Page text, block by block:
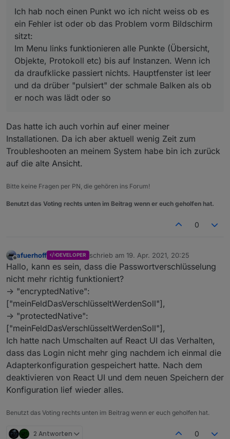
draufklicke passiert nichts. Hauptfenster ist leer und
da drüber "pulsiert" der schmale Balken als ob er
noch was lädt oder so
Ich hab noch einen Punkt wo ich nicht weiss ob es
ein Fehler ist oder ob das Problem vorm Bildschirm
sitzt:
Im Menu links funktionieren alle Punkte (Übersicht,
Objekte, Protokoll etc) bis auf Instanzen. Wenn ich
da draufklicke passiert nichts. Hauptfenster ist leer
und da drüber "pulsiert" der schmale Balken als ob
er noch was lädt oder so
Das hatte ich auch vorhin auf einer meiner
Installationen. Da ich aber aktuell wenig Zeit zum
Troubleshooten an meinem System habe bin ich zurück
auf die alte Ansicht.
Bitte keine Fragen per PN, die gehören ins Forum!
Benutzt das Voting rechts unten im Beitrag wenn er euch geholfen hat.
0
Offline
afuerhoff DEVELOPER schrieb am 19. Apr. 2021, 20:25
zuletzt editiert von
Hallo, kann es sein, dass die Passwortverschlüsselung
nicht mehr richtig funktioniert?
-> "encryptedNative":
["meinFeldDasVerschlüsseltWerdenSoll"],
-> "protectedNative":
["meinFeldDasVerschlüsseltWerdenSoll"],
Ich hatte nach Umschalten auf React UI das Verhalten,
dass das Login nicht mehr ging nachdem ich einmal die
Adapterkonfiguration gespeichert hatte. Nach dem
deaktivieren von React UI und dem neuen Speichern der
Konfiguration lief wieder alles.
Benutzt das Voting rechts unten im Beitrag wenn er euch geholfen hat.
2 Antworten 0